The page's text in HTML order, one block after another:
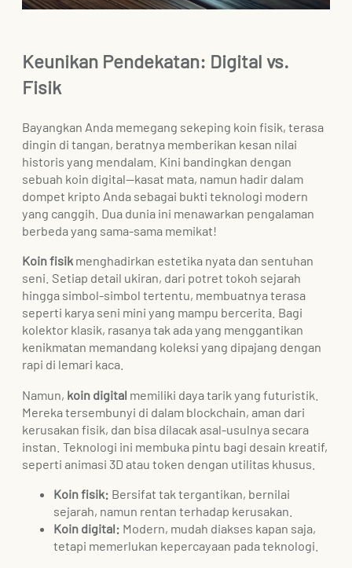
Keunikan Pendekatan: Digital vs.
Fisik
Bayangkan Anda memegang sekeping koin fisik, terasa
dingin di tangan, beratnya memberikan kesan nilai
historis yang mendalam. Kini bandingkan dengan
sebuah koin digital—kasat mata, namun hadir dalam
dompet kripto Anda sebagai bukti teknologi modern
yang canggih. Dua dunia ini menawarkan pengalaman
berbeda yang sama-sama memikat!
Koin fisik menghadirkan estetika nyata dan sentuhan
seni. Setiap detail ukiran, dari potret tokoh sejarah
hingga simbol-simbol tertentu, membuatnya terasa
seperti karya seni mini yang mampu bercerita. Bagi
kolektor klasik, rasanya tak ada yang menggantikan
kenikmatan memandang koleksi yang dipajang dengan
rapi di lemari kaca.
Namun, koin digital memiliki daya tarik yang futuristik.
Mereka tersembunyi di dalam blockchain, aman dari
kerusakan fisik, dan bisa dilacak asal-usulnya secara
instan. Teknologi ini membuka pintu bagi desain kreatif,
seperti animasi 3D atau token dengan utilitas khusus.
Koin fisik: Bersifat tak tergantikan, bernilai
sejarah, namun rentan terhadap kerusakan.
Koin digital: Modern, mudah diakses kapan saja,
tetapi memerlukan kepercayaan pada teknologi.